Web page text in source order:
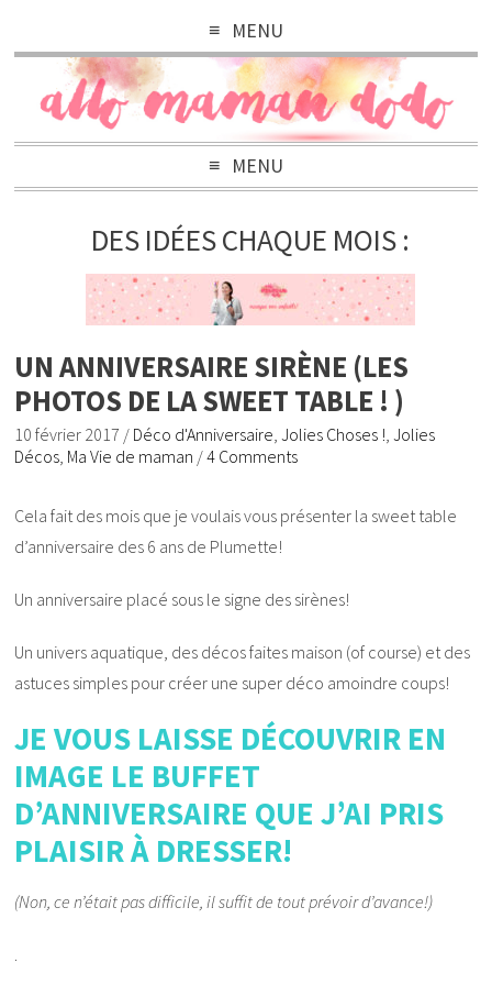
MENU
MENU
DES IDÉES CHAQUE MOIS :
UN ANNIVERSAIRE SIRÈNE (LES
PHOTOS DE LA SWEET TABLE ! )
10 février 2017 / Déco d'Anniversaire ,Jolies Choses ! ,Jolies
Décos Ma Vie de maman /4 Comments
Cela fait des mois que je voulais vous présenter la sweet table
d’anniversaire des 6 ans de Plumette!
Un anniversaire placé sous le signe des sirènes!
Un univers aquatique, des décos faites maison (of course) et des
astuces simples pour créer une super déco amoindre coups!
JE VOUS LAISSE DÉCOUVRIR EN
IMAGE LE BUFFET
D’ANNIVERSAIRE QUE J’AI PRIS
PLAISIR À DRESSER!
(Non, ce n’était pas difficile, il suffit de tout prévoir d’avance!)